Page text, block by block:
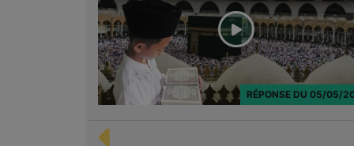
RÉPONSE DU 05/05/